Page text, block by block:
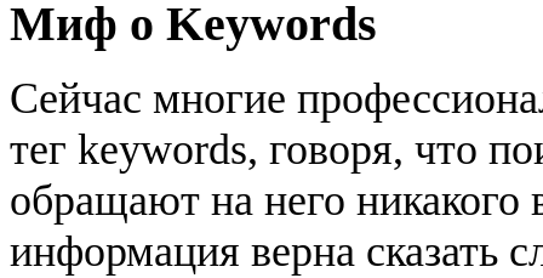
Миф о Keywords
Сейчас многие
тег keywords, говоря, что
обращают на него никакого
информация верна сказать